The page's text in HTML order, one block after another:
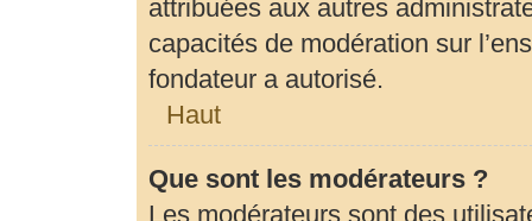
attribuées aux autres
capacités de modération sur
fondateur a autorisé.
Haut
Que sont les modérateurs ?
Les modérateurs sont des